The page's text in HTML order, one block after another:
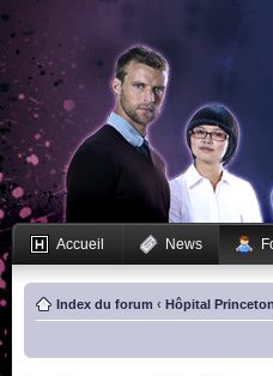
Accueil News
Index du forum ‹ Hôpital